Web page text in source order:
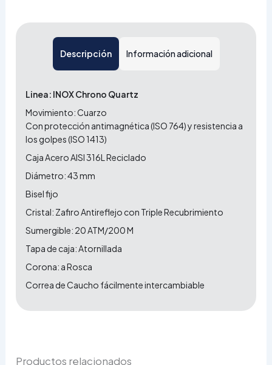
Descripción Información adicional
Linea: INOX Chrono Quartz
Movimiento: Cuarzo
Con protección antimagnética (ISO 764) y resistencia a
los golpes (ISO 1413)
Caja Acero AISI 316L Reciclado
Diámetro: 43 mm
Bisel fijo
Cristal: Zafiro Antireflejo con Triple Recubrimiento
Sumergible: 20 ATM/200 M
Tapa de caja: Atornillada
Corona: a Rosca
Correa de Caucho fácilmente intercambiable
Productos relacionados